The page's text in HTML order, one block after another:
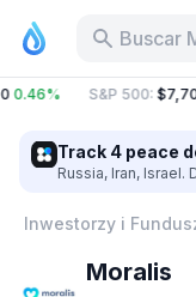
Buscar
0.46% S&P 500:
Track 4 peace
Russia, Iran,
Inwestorzy i
Moralis